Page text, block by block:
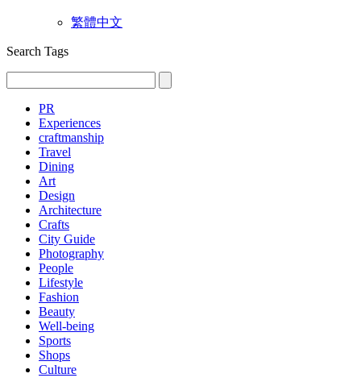
繁體中文
Search Tags
PR
Experiences
craftmanship
Travel
Dining
Art
Design
Architecture
Crafts
City Guide
Photography
People
Lifestyle
Fashion
Beauty
Well-being
Sports
Shops
Culture